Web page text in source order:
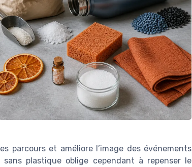
parcours et améliore l’image des événements
plastique oblige cependant à repenser le